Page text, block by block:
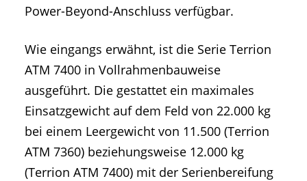
Power-Beyond-Anschluss verfügbar.
Wie eingangs erwähnt, ist die Serie Terrion
ATM 7400 in Vollrahmenbauweise
ausgeführt. Die gestattet ein maximales
Einsatzgewicht auf dem Feld von 22.000 kg
bei einem Leergewicht von 11.500 (Terrion
ATM 7360) beziehungsweise 12.000 kg
(Terrion ATM 7400) mit der Serienbereifung